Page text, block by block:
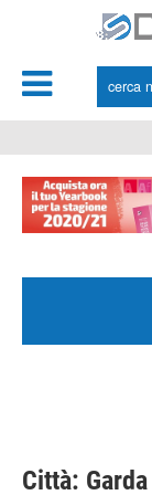
Città: Garda